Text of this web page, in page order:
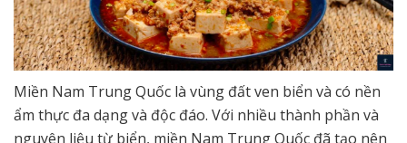
Miền Nam Trung Quốc là vùng đất ven biển và có nền
ẩm thực đa dạng và độc đáo. Với nhiều thành phần và
nguyên liệu từ biển, miền Nam Trung Quốc đã tạo nên